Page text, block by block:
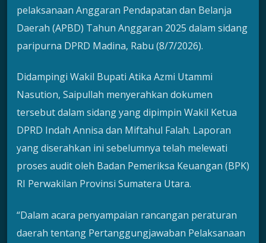
pelaksanaan Anggaran Pendapatan dan Belanja
Daerah (APBD) Tahun Anggaran 2025 dalam sidang
paripurna DPRD Madina, Rabu (8/7/2026).
Didampingi Wakil Bupati Atika Azmi Utammi
Nasution, Saipullah menyerahkan dokumen
tersebut dalam sidang yang dipimpin Wakil Ketua
DPRD Indah Annisa dan Miftahul Falah. Laporan
yang diserahkan ini sebelumnya telah melewati
proses audit oleh Badan Pemeriksa Keuangan (BPK)
RI Perwakilan Provinsi Sumatera Utara.
“Dalam acara penyampaian rancangan peraturan
daerah tentang Pertanggungjawaban Pelaksanaan